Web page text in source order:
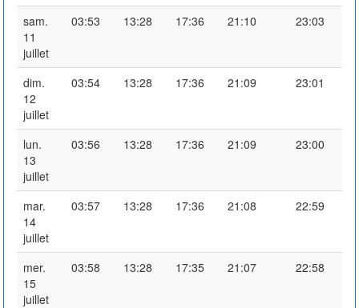
sam.
11
juillet
03:53 13:28 17:36 21:10 23:03
dim.
12
juillet
03:54 13:28 17:36 21:09 23:01
lun.
13
juillet
03:56 13:28 17:36 21:09 23:00
mar.
14
juillet
03:57 13:28 17:36 21:08 22:59
mer.
15
juillet
03:58 13:28 17:35 21:07 22:58